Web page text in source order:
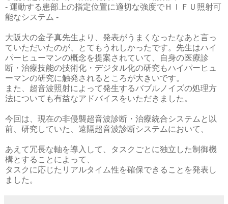
- 運動する患部上の指定位置に適切な強度でＨＩＦＵ照射可
能なシステム -
大阪大の金子真先生より、発表がうまくなったなあと言っ
ていただいたのが、とてもうれしかったです。先生はハイ
パーヒューマンの概念を提案されていて、自身の医療診
断・治療技能の技術化・デジタル化の研究もハイパーヒュ
ーマンの研究に触発されるところが大きいです。
また、超音波照射によって発生するバブルノイズの処理方
法についても有益なアドバイスをいただきました。
今回は、現在の非侵襲超音波診断・治療統合システムと以
前、研究していた、遠隔超音波診断システムにおいて、
あえて冗長な軸を導入して、タスクごとに独立した制御機
構とすることによって、
タスクに応じたリアルタイム性を確保できることを発表し
ました。